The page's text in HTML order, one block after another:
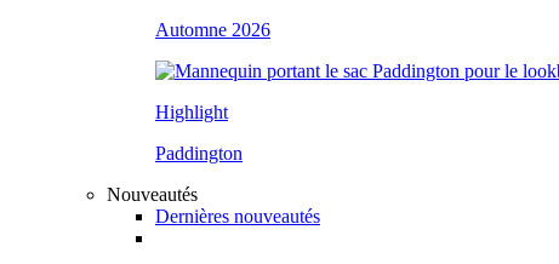
Automne 2026
Highlight
Paddington
Nouveautés
Dernières nouveautés